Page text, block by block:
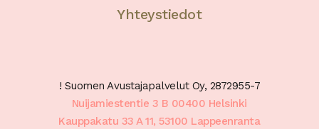
Yhteystiedot
! Suomen Avustajapalvelut Oy, 2872955-7
Nuijamiestentie 3 B 00400 Helsinki
Kauppakatu 33 A 11, 53100 Lappeenranta